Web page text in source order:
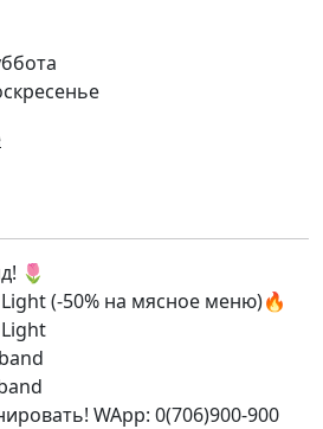
🌷
(-50% на мясное меню)🔥
WApp: 0(706)900-900